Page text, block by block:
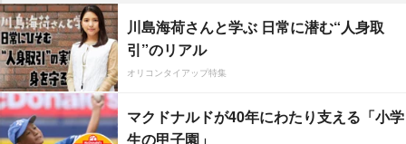
川島海荷さんと学ぶ 日常に潜む“人身取
引”のリアル
オリコンタイアップ特集
マクドナルドが40年にわたり支える「小学
生の甲子園」